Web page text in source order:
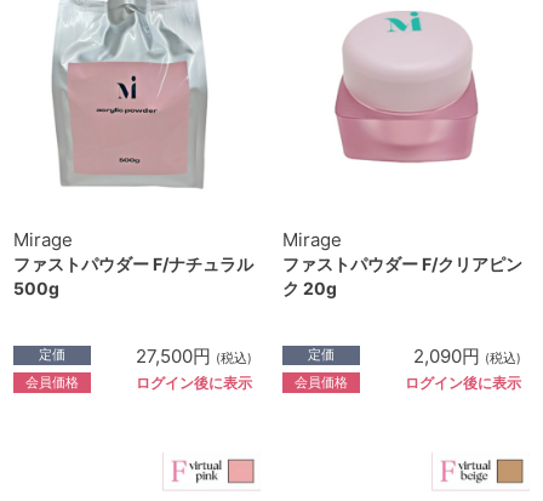
Mirage
ファストパウダー F/ナチュラル
500g
定価 27,500円 (税込)
会員価格 ログイン後に表示
Mirage
ファストパウダー F/クリアピン
ク 20g
定価 2,090円 (税込)
会員価格 ログイン後に表示